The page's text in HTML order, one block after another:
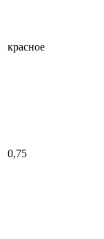
красное
0,75